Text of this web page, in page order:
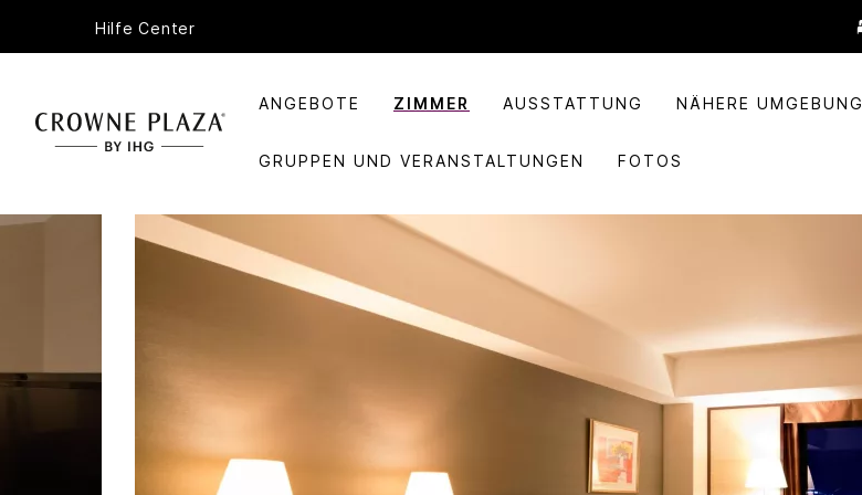
Hilfe Center
ANGEBOTE ZIMMER AUSSTATTUNG NÄHERE UMGEBUNG
GRUPPEN UND VERANSTALTUNGEN FOTOS